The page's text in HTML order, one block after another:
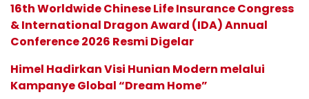
16th Worldwide Chinese Life Insurance Congress
& International Dragon Award (IDA) Annual
Conference 2026 Resmi Digelar
Himel Hadirkan Visi Hunian Modern melalui
Kampanye Global “Dream Home”